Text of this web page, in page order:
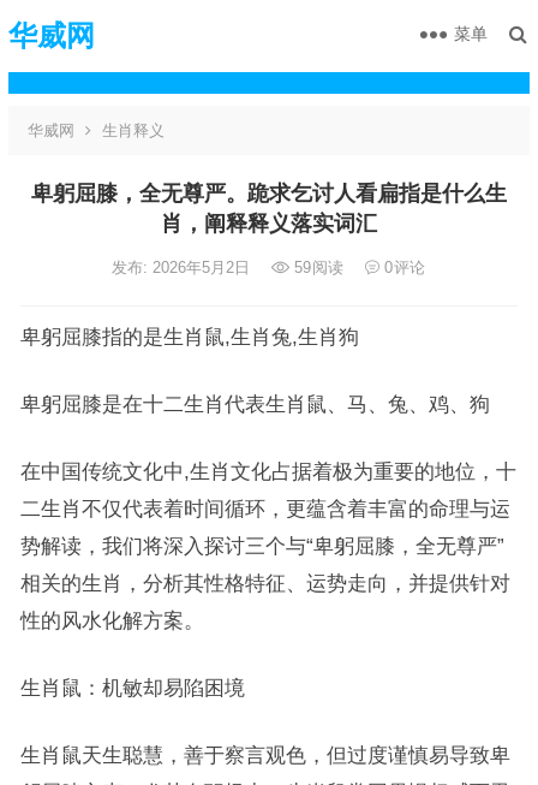
华威网 菜单
华威网 生肖释义
卑躬屈膝，全无尊严。跪求乞讨人看扁指是什么生
肖，阐释释义落实词汇
发布: 2026年5月2日 59阅读 0评论
卑躬屈膝指的是生肖鼠,生肖兔,生肖狗
卑躬屈膝是在十二生肖代表生肖鼠、马、兔、鸡、狗
在中国传统文化中,生肖文化占据着极为重要的地位，十
二生肖不仅代表着时间循环，更蕴含着丰富的命理与运
势解读，我们将深入探讨三个与“卑躬屈膝，全无尊严”
相关的生肖，分析其性格特征、运势走向，并提供针对
性的风水化解方案。
生肖鼠：机敏却易陷困境
生肖鼠天生聪慧，善于察言观色，但过度谨慎易导致卑